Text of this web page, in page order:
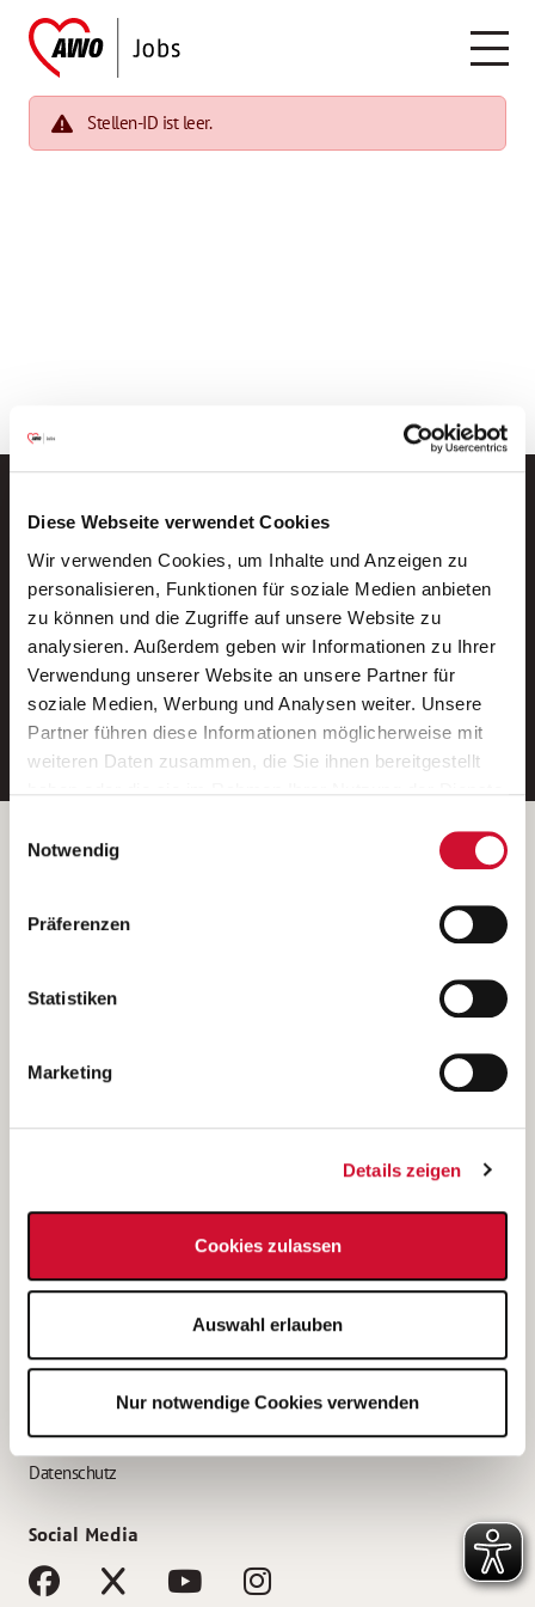
Diese Webseite verwendet Cookies
Wir verwenden Cookies, um Inhalte und Anzeigen zu
personalisieren, Funktionen für soziale Medien anbieten
zu können und die Zugriffe auf unsere Website zu
analysieren. Außerdem geben wir Informationen zu Ihrer
Verwendung unserer Website an unsere Partner für
soziale Medien, Werbung und Analysen weiter. Unsere
Partner führen diese Informationen möglicherweise mit
weiteren Daten zusammen, die Sie ihnen bereitgestellt
Wenn Sie auf „Cookies zulassen“ klicken, so stimmen
Sie der Speicherung sämtlicher Cookies zu. Sie können
Ihre Einwilligung selbstverständlich jederzeit widerrufen,
indem Sie die Cookie-Einstellungen aufrufen und diese
unsererDatenschutzerklärung
Notwendig
Präferenzen
Statistiken
Marketing
Details zeigen
Cookies zulassen
Auswahl erlauben
Nur notwendige Cookies verwenden
Stellen-ID ist leer.
Neue Stellen per E-Mail.
Ein kostenloser Service von AWO
Jobs.
E-Mail-Adresse eintragen
Betreiber der Webseite
Kantstraße 45a
(Ein Tochterunternehmen des AWO Bezirksverbandes Unterfranken
e.V.)
Bewerbung als Altenpflegehelfer*in
Bewerbung als Erzieher*in
AWO Gliederungen nach Bundesland
Impressum
Datenschutz
Social Media